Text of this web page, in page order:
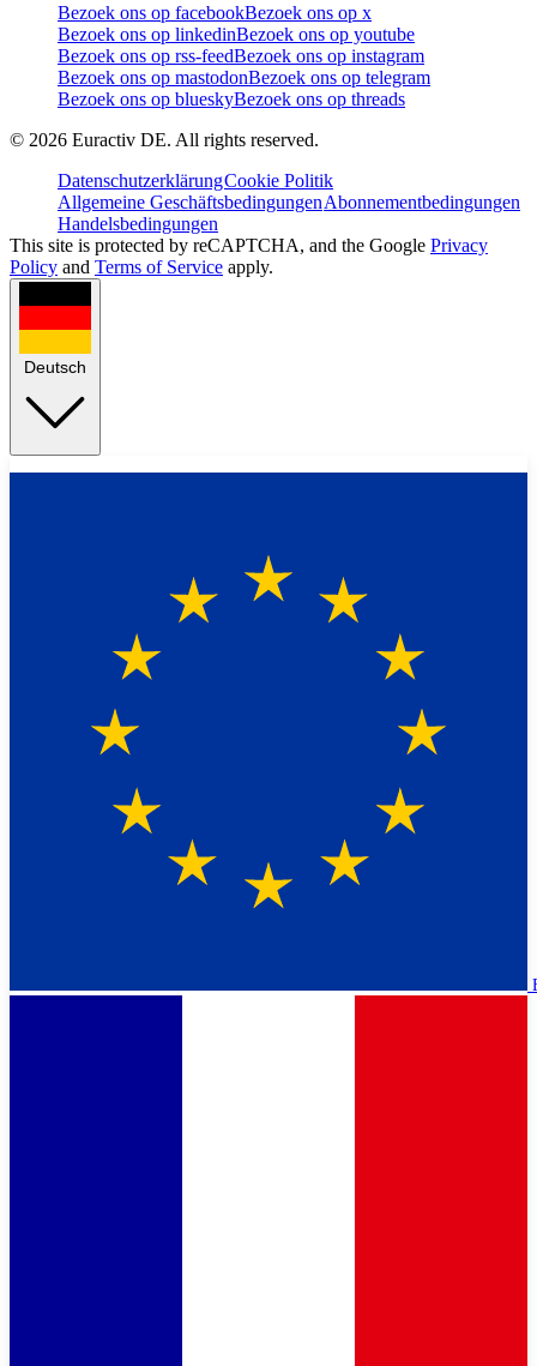
Bezoek ons op facebookBezoek ons op x
Bezoek ons op linkedinBezoek ons op youtube
Bezoek ons op rss-feedBezoek ons op instagram
Bezoek ons op mastodonBezoek ons op telegram
Bezoek ons op blueskyBezoek ons op threads
© 2026 Euractiv DE. All rights reserved.
DatenschutzerklärungCookie Politik
Allgemeine GeschäftsbedingungenAbonnementbedingungen
Handelsbedingungen
This site is protected by reCAPTCHA, and the Google Privacy
Policy and Terms of Service apply.
Deutsch